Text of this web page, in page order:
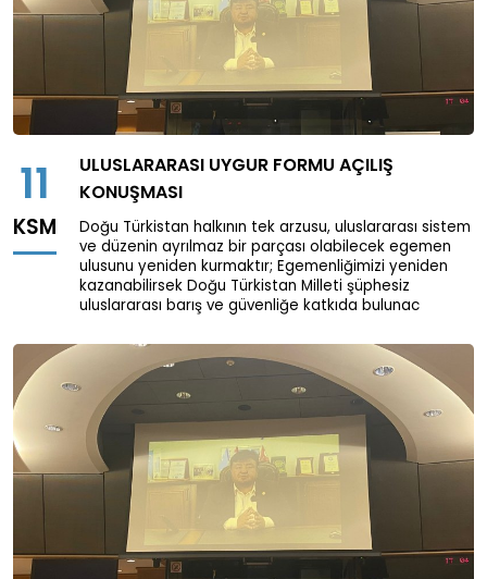
11
KSM
ULUSLARARASI UYGUR FORMU AÇILIŞ
KONUŞMASI
Doğu Türkistan halkının tek arzusu, uluslararası sistem
ve düzenin ayrılmaz bir parçası olabilecek egemen
ulusunu yeniden kurmaktır; Egemenliğimizi yeniden
kazanabilirsek Doğu Türkistan Milleti şüphesiz
uluslararası barış ve güvenliğe katkıda bulunac